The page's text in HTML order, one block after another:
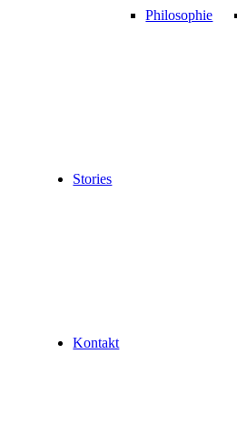
Philosophie
Stories
Kontakt